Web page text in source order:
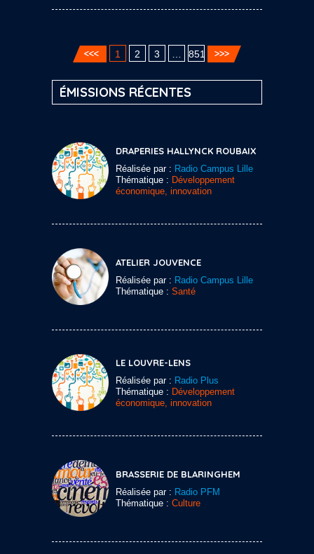
1 2 3 851
ÉMISSIONS RÉCENTES
DRAPERIES HALLYNCK ROUBAIX
Réalisée par : Radio Campus Lille
Thématique : Développement
économique, innovation
ATELIER JOUVENCE
Réalisée par : Radio Campus Lille
Thématique : Santé
LE LOUVRE-LENS
Réalisée par : Radio Plus
Thématique : Développement
économique, innovation
BRASSERIE DE BLARINGHEM
Réalisée par : Radio PFM
Thématique : Culture